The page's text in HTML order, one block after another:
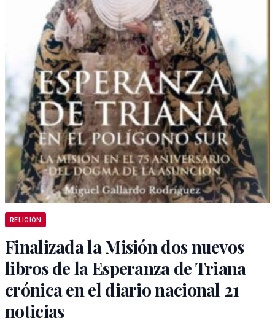
RELIGIÓN
Finalizada la Misión dos nuevos
libros de la Esperanza de Triana
crónica en el diario nacional 21
noticias